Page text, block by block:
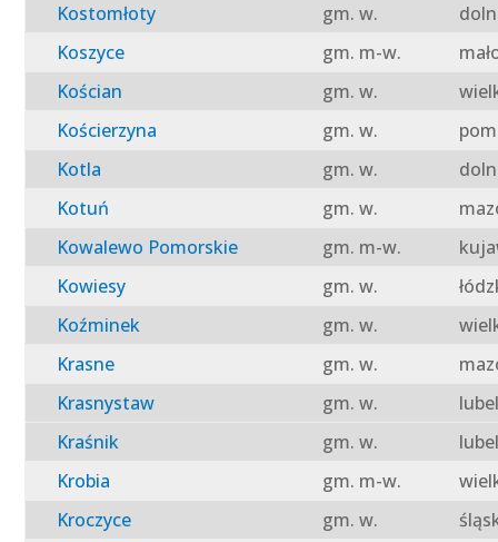
Kostomłoty
gm. w.
Koszyce
gm. m-w.
Kościan
gm. w.
Kościerzyna
gm. w.
Kotla
gm. w.
Kotuń
gm. w.
Kowalewo Pomorskie
gm. m-w.
Kowiesy
gm. w.
Koźminek
gm. w.
Krasne
gm. w.
Krasnystaw
gm. w.
Kraśnik
gm. w.
Krobia
gm. m-w.
Kroczyce
gm. w.